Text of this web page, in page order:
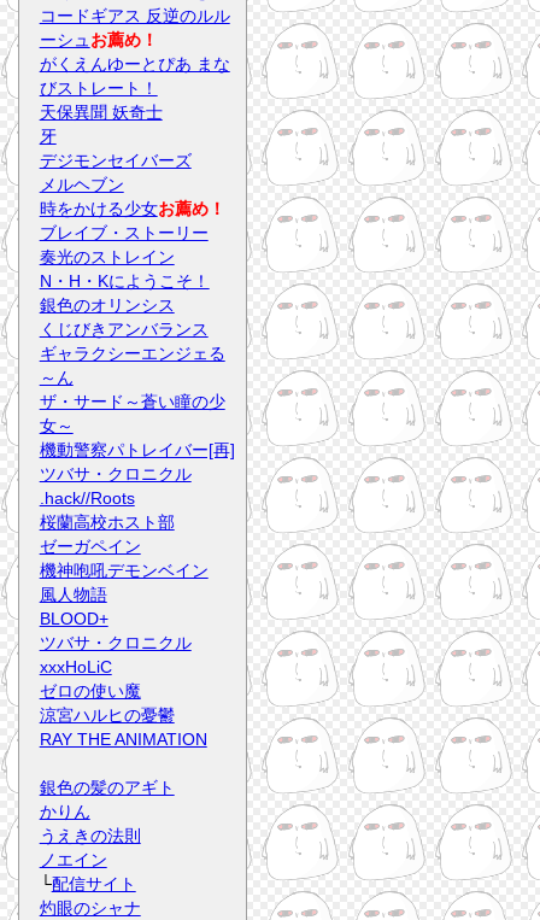
コードギアス 反逆のルル
ーシュ お薦め！
がくえんゆーとぴあ まな
びストレート！
天保異聞 妖奇士
牙
デジモンセイバーズ
メルヘブン
時をかける少女お薦め！
ブレイブ・ストーリー
奏光のストレイン
N・H・Kにようこそ！
銀色のオリンシス
くじびきアンバランス
ギャラクシーエンジェる
～ん
ザ・サード～蒼い瞳の少
女～
機動警察パトレイバー[再]
ツバサ・クロニクル
.hack//Roots
桜蘭高校ホスト部
ゼーガペイン
機神咆吼デモンベイン
風人物語
BLOOD+
ツバサ・クロニクル
xxxHoLiC
ゼロの使い魔
涼宮ハルヒの憂鬱
RAY THE ANIMATION
銀色の髪のアギト
かりん
うえきの法則
ノエイン
└配信サイト
灼眼のシャナ